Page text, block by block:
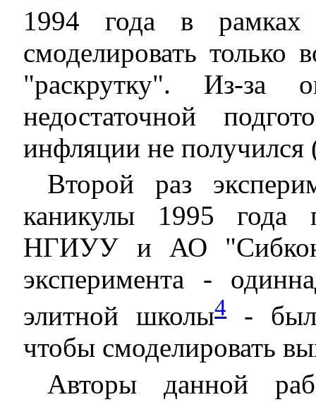
1994 года в рамках
смоделировать только
"раскрутку". Из-за
недостаточной
инфляции не получился
Второй раз
каникулы 1995 года
НГИУУ и АО
эксперимента -
элитной школы4- были
чтобы смоделировать
Авторы данной